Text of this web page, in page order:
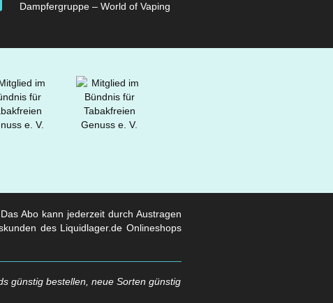
Dampfergruppe – World of Vaping
Abo kann jederzeit durch Austragen
des Liquidlager.de Onlineshops
günstig bestellen, neue Sorten günstig